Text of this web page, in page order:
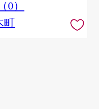
（0）
町